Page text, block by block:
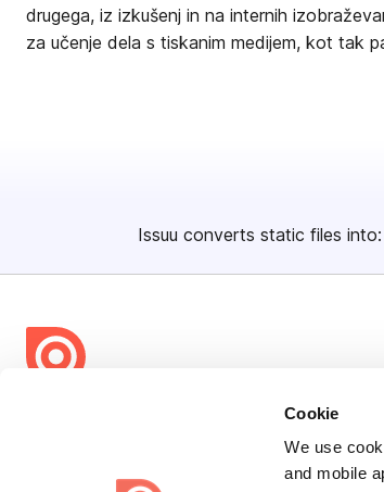
Cookie
We use
and mobile
drugega, iz izkušenj in na internih
za učenje dela s tiskanim medijem, kot tak
Issuu converts static files into:
share